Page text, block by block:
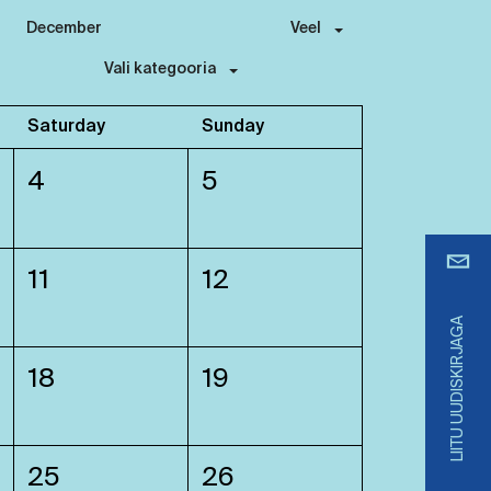
LIITU UUDISKIRJAGA
December Veel
Vali kategooria
Saturday Sunday
4 5
11 12
18 19
25 26